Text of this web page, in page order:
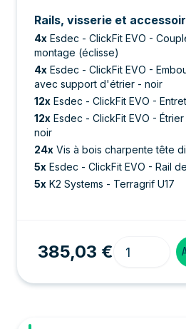
Rails, visserie et
4x Esdec - ClickFit EVO -
montage (éclisse)
4x Esdec - ClickFit EVO -
avec support d'étrier - noir
12x Esdec - ClickFit EVO -
12x Esdec - ClickFit EVO -
noir
24x Vis à bois charpente tête
5x Esdec - ClickFit EVO - Rail
5x K2 Systems - Terragrif U17
385,03 € Quantité